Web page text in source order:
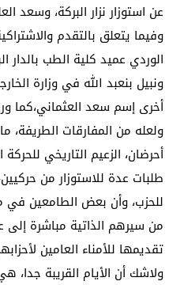
عن استوزار نزار البركة، وسعد
وفيما يتعلق بالتقدم
الوردي عميد كلية الطب بالدار
ونبيل بنعبد الله في وزارة
أخرى إسم سعد العثماني،كما
ولعله من المفارقات الطريفة،
أحرضان، الزعيم التاريخي
طلبات عدة للاستوزار من
للحزب، وأن بعض الطامعين في
من سيرهم الذاتية مباشرة إلى
تقديمها للأمناء العامين
ولاشك أن الأيام القريبة